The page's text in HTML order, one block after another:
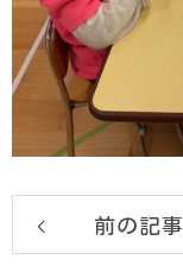
前の記事